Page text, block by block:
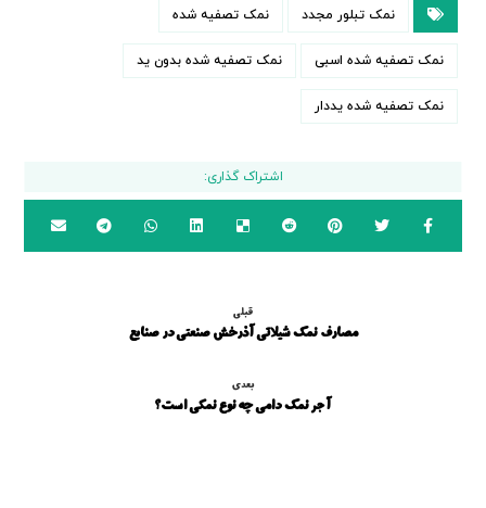
نمک تبلور مجدد نمک تصفیه شده
نمک تصفیه شده اسبی نمک تصفیه شده بدون ید
نمک تصفیه شده یددار
قبلی
مصارف نمک شیلاتی آذرخش صنعتی در صنایع
بعدی
آجر نمک دامی چه نوع نمکی است؟